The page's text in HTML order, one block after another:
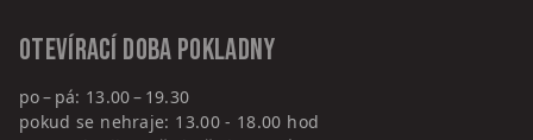
Otevírací doba pokladny
po – pá: 13.00 – 19.30
pokud se nehraje: 13.00 - 18.00 hod